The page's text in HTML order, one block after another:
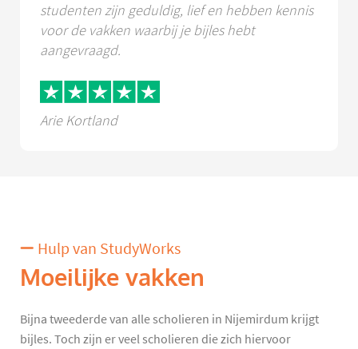
studenten zijn geduldig, lief en hebben kennis
voor de vakken waarbij je bijles hebt
aangevraagd.
Arie Kortland
Hulp van StudyWorks
Moeilijke vakken
Bijna tweederde van alle scholieren in Nijemirdum krijgt
bijles. Toch zijn er veel scholieren die zich hiervoor